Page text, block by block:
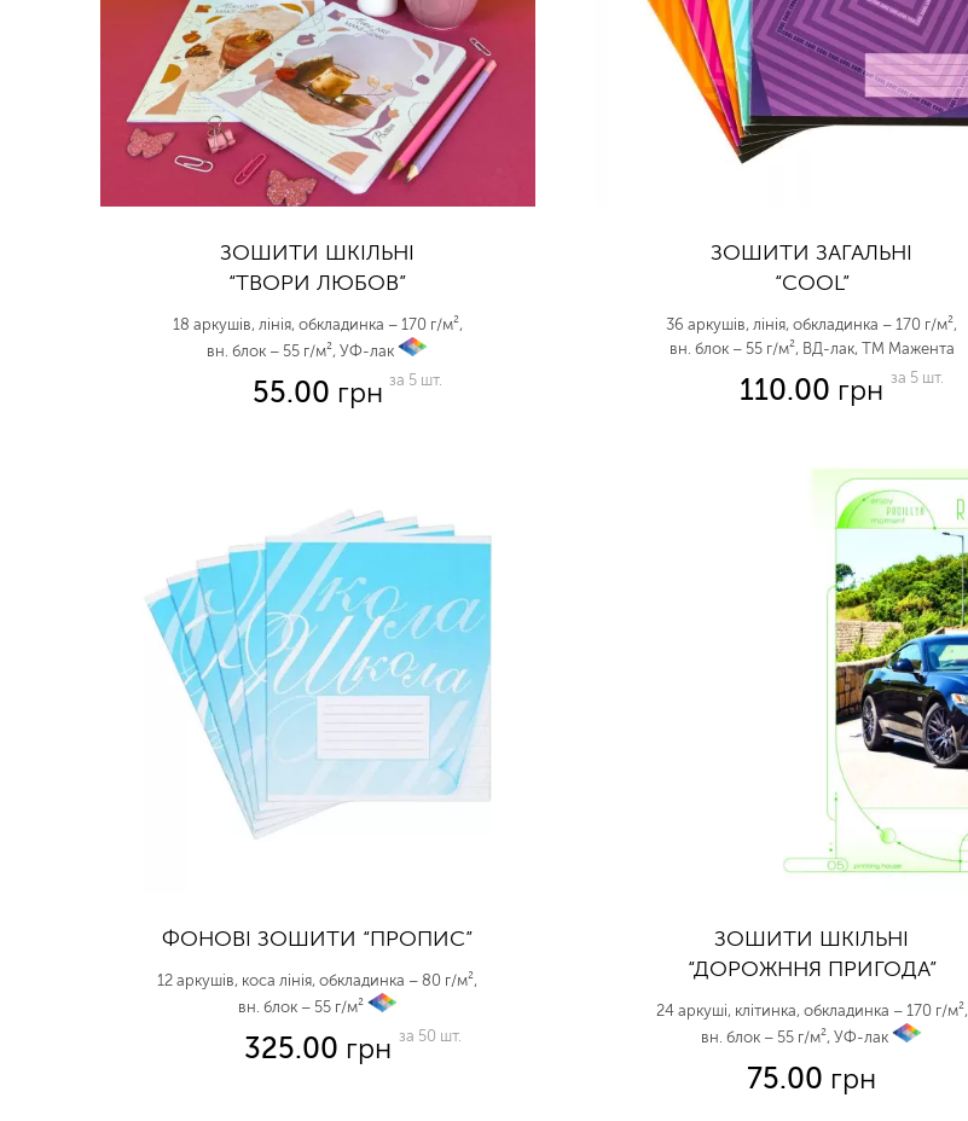
ЗОШИТИ ШКІЛЬНІ
“ТВОРИ ЛЮБОВ”
18 аркушів, лінія, обкладинка – 170 г/м²,
вн. блок – 55 г/м², УФ-лак
55.00 грн за 5 шт.
ЗОШИТИ ЗАГАЛЬНІ
“COOL”
36 аркушів, лінія, обкладинка – 170 г/м²,
вн. блок – 55 г/м², ВД-лак, ТМ Мажента
110.00 грн за 5 шт.
ФОНОВІ ЗОШИТИ “ПРОПИС”
12 аркушів, коса лінія, обкладинка – 80 г/м²,
вн. блок – 55 г/м²
325.00 грн за 50 шт.
ЗОШИТИ ШКІЛЬНІ
“ДОРОЖННЯ ПРИГОДА”
24 аркуші, клітинка, обкладинка – 170 г/м²,
вн. блок – 55 г/м², УФ-лак
75.00 грн